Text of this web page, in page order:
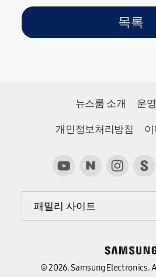
6
목록
뉴스룸 소개 운
개인정보처리방침
패밀리 사이트
© 2026. Samsung Electronics.